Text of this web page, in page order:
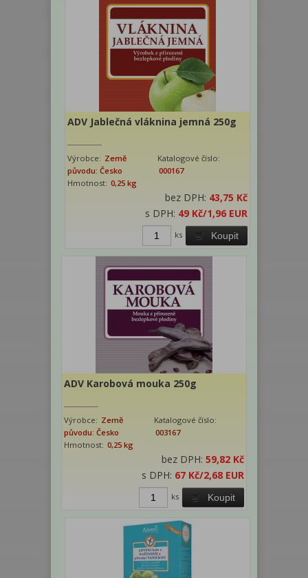
ADV Jablečná vláknina jemná 250g
Výrobce: Země
původu: Česko
Katalogové číslo:
000167
Hmotnost: 0,25 kg
bez DPH: 43,75 Kč
s DPH: 49 Kč/1,96 EUR
Koupit
ks
ADV Karobová mouka 250g
Výrobce: Země
původu: Česko
Katalogové číslo:
003167
Hmotnost: 0,25 kg
bez DPH: 59,82 Kč
s DPH: 67 Kč/2,68 EUR
Koupit
ks